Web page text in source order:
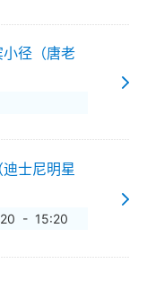
径（唐老
士尼明星
- 15:20